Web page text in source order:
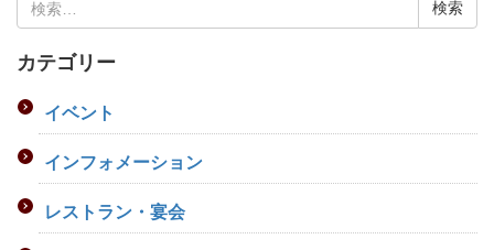
索:
カテゴリー
イベント
インフォメーション
レストラン・宴会